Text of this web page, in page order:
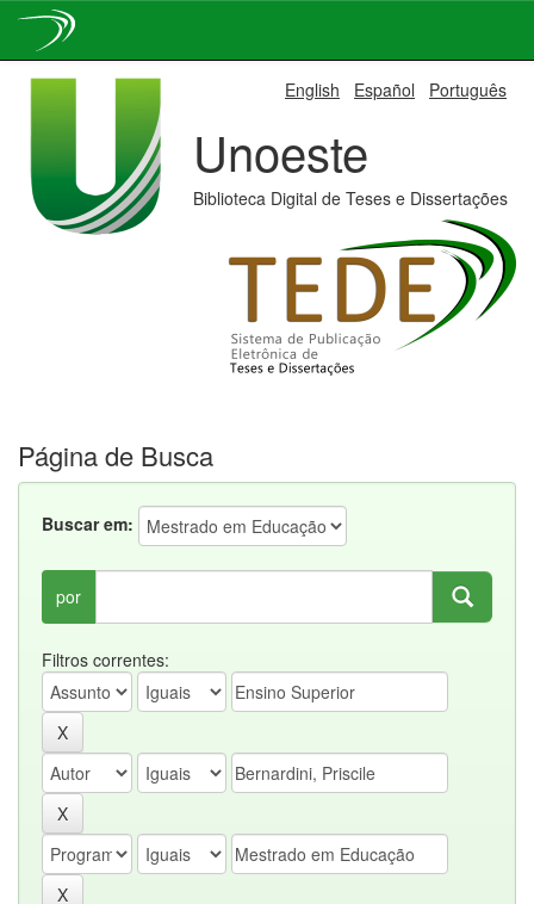
English Español Português
Unoeste
Biblioteca Digital de Teses e Dissertações
Página de Busca
Buscar em:
por
Filtros correntes: